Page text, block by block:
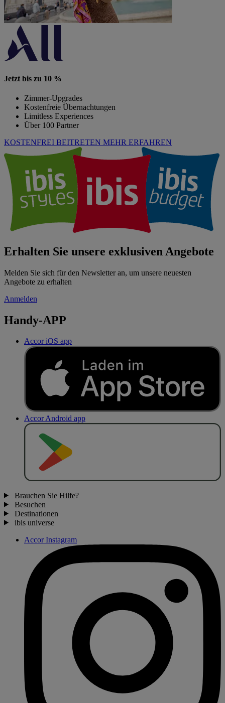
Jetzt bis zu 10 %
Zimmer-Upgrades
Kostenfreie Übernachtungen
Limitless Experiences
Über 100 Partner
KOSTENFREI BEITRETEN MEHR ERFAHREN
Erhalten Sie unsere exklusiven Angebote
Melden Sie sich für den Newsletter an, um unsere neuesten
Angebote zu erhalten
Anmelden
Handy-APP
Accor iOS app
Accor Android app
Brauchen Sie Hilfe?
Besuchen
Destinationen
ibis universe
Accor Instagram